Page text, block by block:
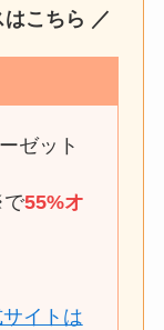
こちら ／
ゼット
55%オ
イトは